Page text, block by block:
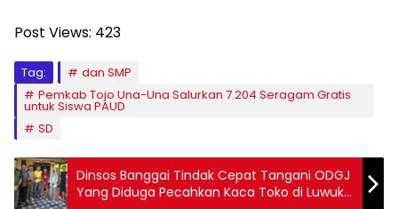
Post Views: 423
Tag:
dan SMP
Pemkab Tojo Una-Una Salurkan 7.204 Seragam Gratis
untuk Siswa PAUD
SD
Dinsos Banggai Tindak Cepat Tangani ODGJ
Yang Diduga Pecahkan Kaca Toko di Luwuk